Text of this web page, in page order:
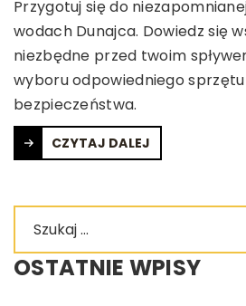
Przygotuj się do
wodach Dunajca. Dowiedz się
niezbędne przed twoim
wyboru odpowiedniego
bezpieczeństwa.
CZYTAJ DALEJ
OSTATNIE WPISY